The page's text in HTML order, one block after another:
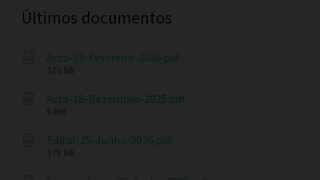
Últimos documentos
Acta-19-Fevereiro-2026.pdf
Acta-18-Dezembro-2025.pdf
Edital-25-Junho-2026.pdf